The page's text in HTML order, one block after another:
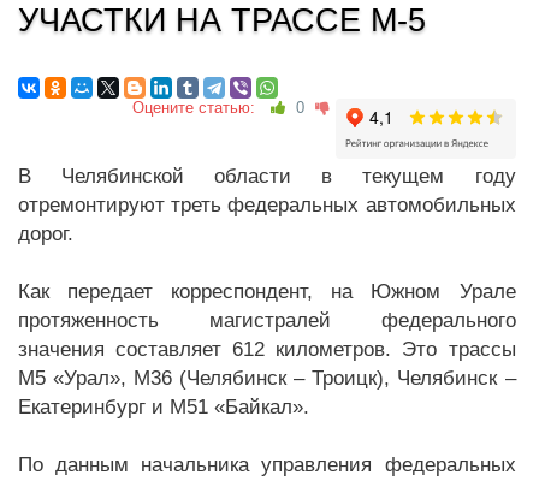
УЧАСТКИ НА ТРАССЕ М-5
Оцените статью: 0
В Челябинской области в текущем году
отремонтируют треть федеральных автомобильных
дорог.
Как передает корреспондент, на Южном Урале
протяженность магистралей федерального
значения составляет 612 километров. Это трассы
М5 «Урал», М36 (Челябинск – Троицк), Челябинск –
Екатеринбург и М51 «Байкал».
По данным начальника управления федеральных